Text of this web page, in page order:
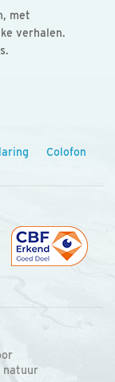
met
verhalen.
Colofon
natuur